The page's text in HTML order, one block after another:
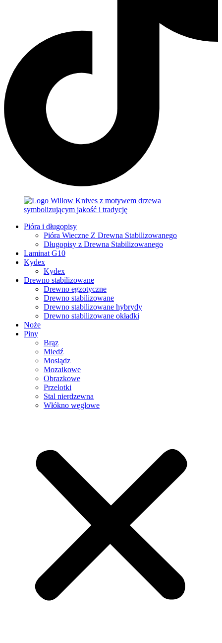
Pióra i długopisy
Pióra Wieczne Z Drewna Stabilizowanego
Długopisy z Drewna Stabilizowanego
Laminat G10
Kydex
Kydex
Drewno stabilizowane
Drewno egzotyczne
Drewno stabilizowane
Drewno stabilizowane hybrydy
Drewno stabilizowane okładki
Noże
Piny
Brąz
Miedź
Mosiądz
Mozaikowe
Obrazkowe
Przelotki
Stal nierdzewna
Włókno węglowe